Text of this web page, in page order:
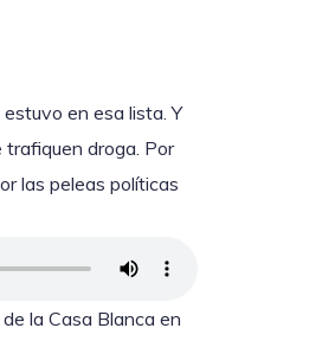
en esa lista. Y
droga. Por
las peleas políticas
la Casa Blanca en